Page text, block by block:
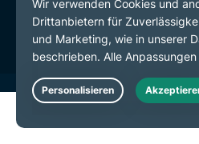
Cookie-Einstellungen